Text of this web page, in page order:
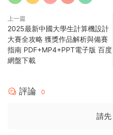
上一篇
2025最新中國大學生計算機設計
大賽全攻略 獲獎作品解析與備賽
指南 PDF+MP4+PPT電子版 百度
網盤下載
評論 0
請先